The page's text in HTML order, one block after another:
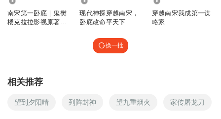
00沧海天回复 @ 天生邪惡的地球人 关键是还没扯好
回复
一手肥牛 回复 @哈哈嘻嘻yy 没错
南宋第一卧底｜鬼樊
楼克拉拉影视原著｜
现代神探穿越南宋，
卧底改命平天下
穿越南宋我成第一谋
略家
换一批
相关推荐
望到夕阳晴 列阵封神 望九重烟火 家传屠龙刀